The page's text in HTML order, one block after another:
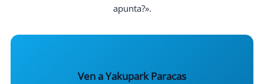
apunta?».
Ven a Yakupark Paracas